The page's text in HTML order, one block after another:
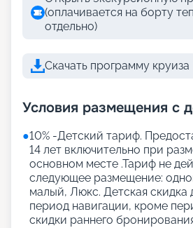
(оплачивается на борту
отдельно)
Скачать программу круиза
Условия размещения с
●10% -Детский тариф.
14 лет включительно при
основном месте .Тариф не
следующее размещение:
малый, Люкс. Детская скидка
период навигации, кроме
скидки раннего